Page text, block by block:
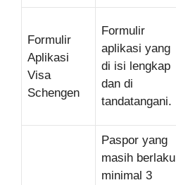
Formulir
Aplikasi
Visa
Schengen
Formulir
aplikasi yang
di isi lengkap
dan di
tandatangani.
Paspor yang
masih berlaku
minimal 3